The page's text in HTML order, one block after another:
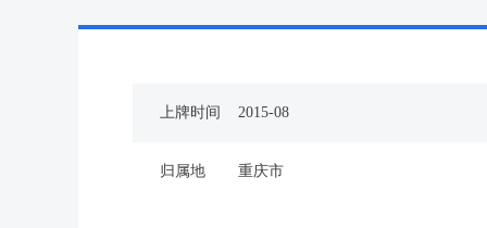
上牌时间 2015-08
归属地 重庆市